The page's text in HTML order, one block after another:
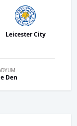
Leicester City
Den